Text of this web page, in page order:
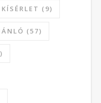
KÍSÉRLET (9)
(57)